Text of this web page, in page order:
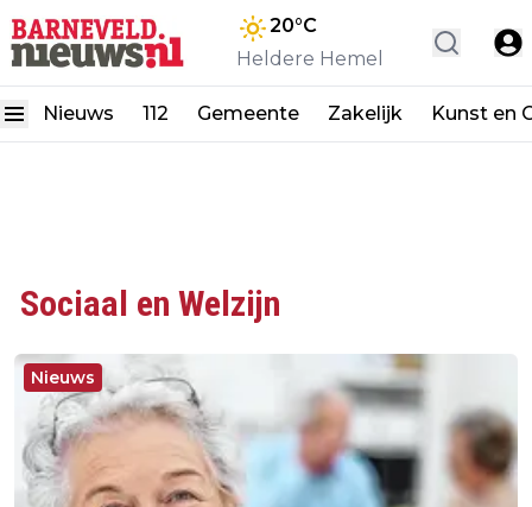
20°C
Heldere Hemel
Nieuws 112 Gemeente Zakelijk Kunst en
Sociaal en Welzijn
Nieuws